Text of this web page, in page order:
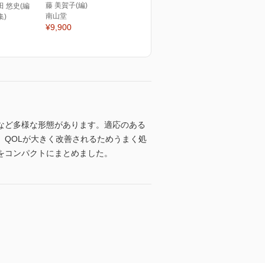
悠史(編
)
藤 美賀子(編)
南山堂
¥9,900
多様な形態があります。適応のある
QOLが大きく改善されるためうまく処
ンパクトにまとめました。